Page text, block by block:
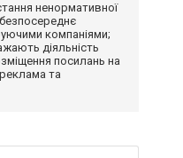
ненормативної
компаніями;
діяльність
посилань на
та